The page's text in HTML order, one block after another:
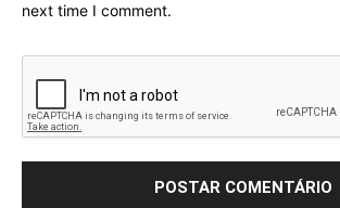
next time I comment.